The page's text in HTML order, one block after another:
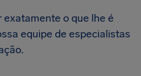
o que lhe é
equipe de especialistas